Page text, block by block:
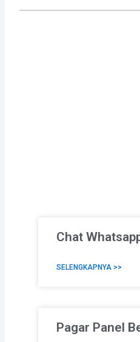
Chat
SELENGKAPNYA >>
Pagar Panel